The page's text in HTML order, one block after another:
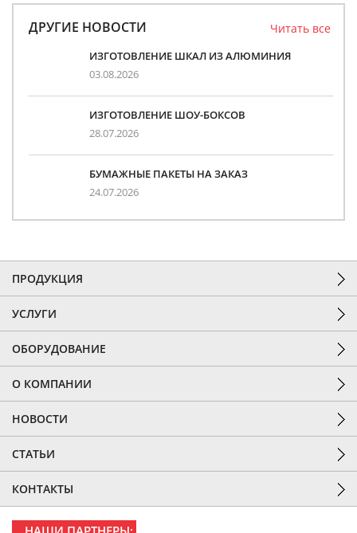
ДРУГИЕ НОВОСТИ Читать все
ИЗГОТОВЛЕНИЕ ШКАЛ ИЗ АЛЮМИНИЯ
03.08.2026
ИЗГОТОВЛЕНИЕ ШОУ-БОКСОВ
28.07.2026
БУМАЖНЫЕ ПАКЕТЫ НА ЗАКАЗ
24.07.2026
ПРОДУКЦИЯ
УСЛУГИ
ОБОРУДОВАНИЕ
О КОМПАНИИ
НОВОСТИ
СТАТЬИ
КОНТАКТЫ